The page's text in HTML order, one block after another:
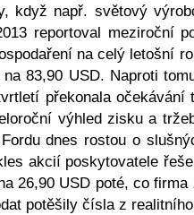
když např. světový
reportoval meziroční
na celý letošní
83,90 USD. Naproti
překonala očekávání
výhled zisku a
dnes rostou o
akcií poskytovatele
26,90 USD poté, co
potěšily čísla z